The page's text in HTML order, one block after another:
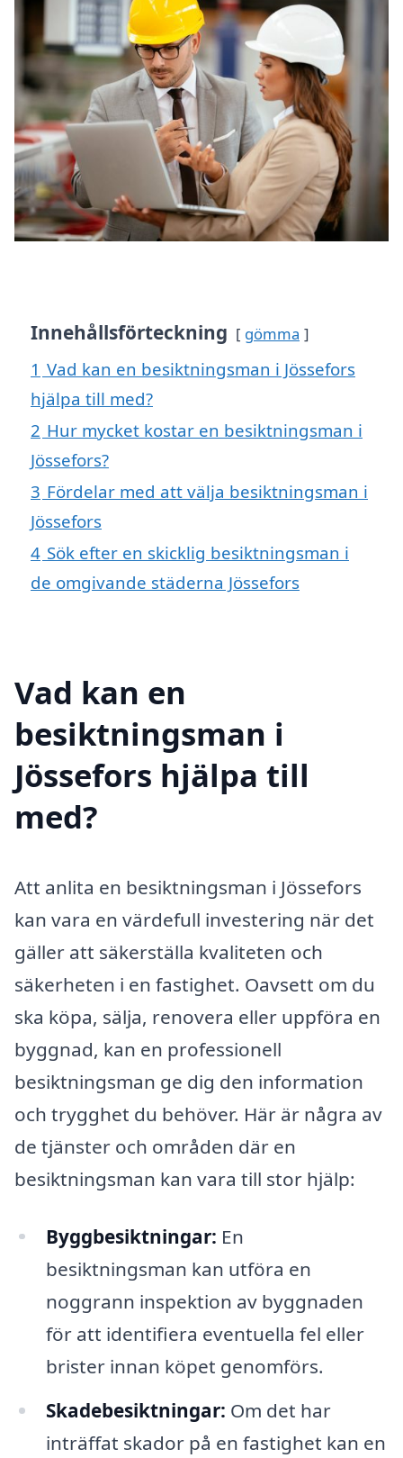
Innehållsförteckning gömma
1 Vad kan en besiktningsman i Jössefors
hjälpa till med?
2 Hur mycket kostar en besiktningsman i
Jössefors?
3 Fördelar med att välja besiktningsman i
Jössefors
4 Sök efter en skicklig besiktningsman i
de omgivande städerna Jössefors
Vad kan en
besiktningsman i
Jössefors hjälpa till
med?
Att anlita en besiktningsman i Jössefors
kan vara en värdefull investering när det
gäller att säkerställa kvaliteten och
säkerheten i en fastighet. Oavsett om du
ska köpa, sälja, renovera eller uppföra en
byggnad, kan en professionell
besiktningsman ge dig den information
och trygghet du behöver. Här är några av
de tjänster och områden där en
besiktningsman kan vara till stor hjälp:
Byggbesiktningar: En
besiktningsman kan utföra en
noggrann inspektion av byggnaden
för att identifiera eventuella fel eller
brister innan köpet genomförs.
Skadebesiktningar: Om det har
inträffat skador på en fastighet kan en